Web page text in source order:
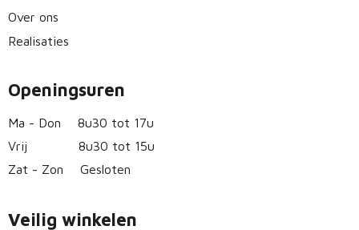
Over ons
Realisaties
Openingsuren
Ma - Don
8u30 tot 17u
Vrij
8u30 tot 15u
Zat - Zon
Gesloten
Veilig winkelen